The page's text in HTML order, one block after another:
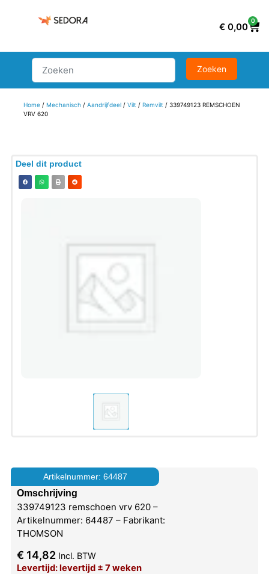
€ 0,00
0
Home/ Mechanisch/ Aandrijfdeel/ Vilt / Remvilt / 339749123 REMSCHOEN
VRV 620
Deel dit product
Artikelnummer: 64487
Omschrijving
339749123 remschoen vrv 620 –
Artikelnummer: 64487 – Fabrikant:
THOMSON
€ 14,82 Incl. BTW
Levertijd: levertijd ± 7 weken